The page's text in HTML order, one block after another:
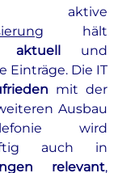
und
Einträge. Die IT
mit der
Ausbau
relevant,